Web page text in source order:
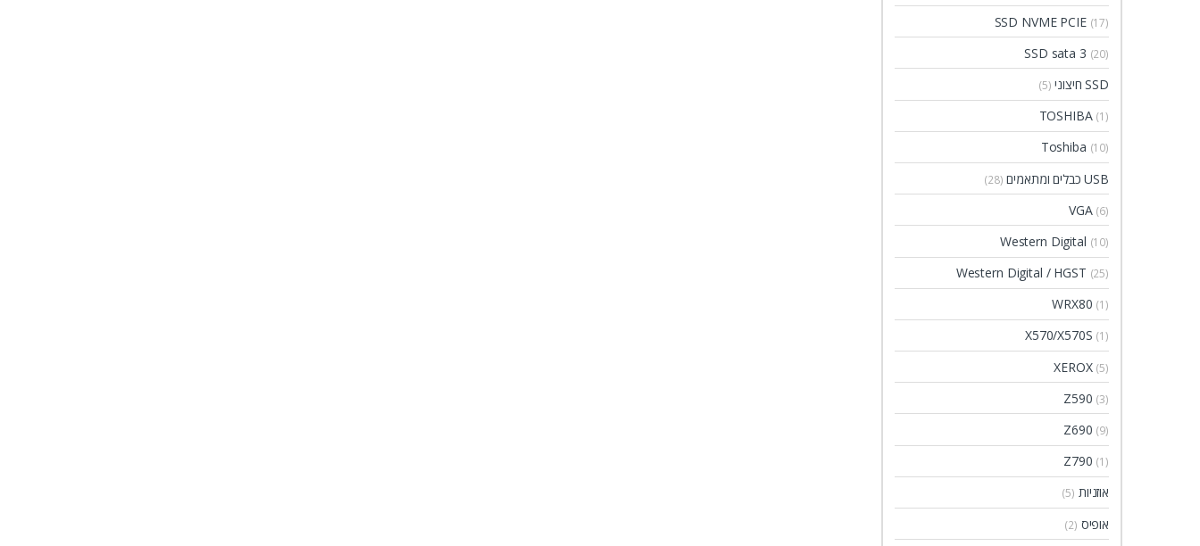
SSD NVME PCIE (17)
SSD sata 3 (20)
SSD חיצוני (5)
TOSHIBA (1)
Toshiba (10)
USB כבלים ומתאמים (28)
VGA (6)
Western Digital (10)
Western Digital / HGST (25)
WRX80 (1)
X570/X570S (1)
XEROX (5)
Z590 (3)
Z690 (9)
Z790 (1)
אוזניות (5)
אופיס (2)